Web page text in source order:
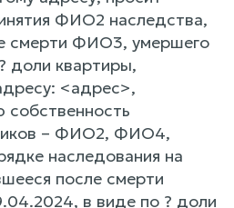
ФИО2 наследства,
смерти ФИО3, умершего
доли квартиры,
<адрес>,
собственность
– ФИО2, ФИО4,
наследования на
после смерти
в виде по ? доли